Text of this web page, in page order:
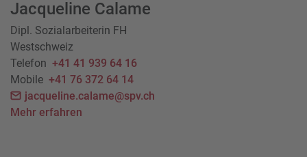
Jacqueline Calame
Dipl. Sozialarbeiterin FH
Westschweiz
Telefon +41 41 939 64 16
Mobile +41 76 372 64 14
jacqueline.calame@spv.ch
Mehr erfahren